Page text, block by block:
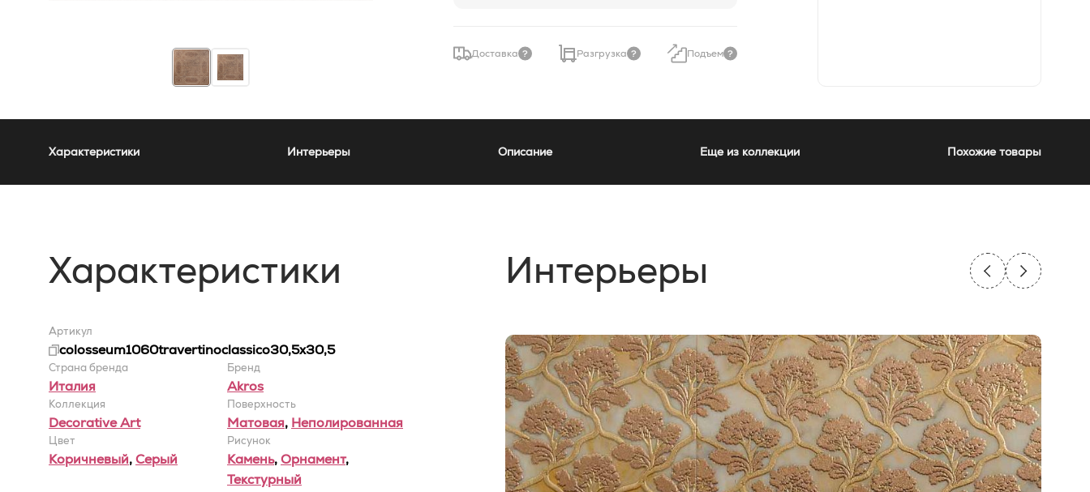
Доставка Разгрузка Подъем
Характеристики Интерьеры Описание Еще из коллекции Похожие товары
Характеристики
Артикул
colosseum1060travertinoclassico30,5x30,5
Страна бренда
Италия
Бренд
Akros
Коллекция
Decorative Art
Поверхность
Матовая, Неполированная
Цвет
Коричневый,Серый
Рисунок
Камень,Орнамент,
Текстурный
Интерьеры